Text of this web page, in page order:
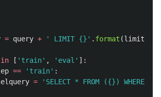
= query + ' LIMIT {} ' . format (limit
in [ ' train' , ' eval ' ]:
== ' train' :
= ' SELECT * FROM ({}) WHERE